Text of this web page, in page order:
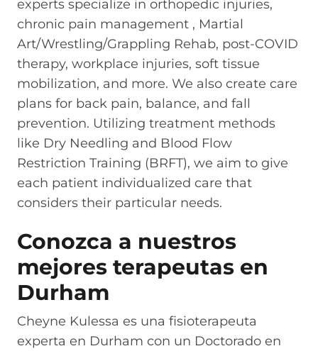
experts specialize in orthopedic injuries,
chronic pain management , Martial
Art/Wrestling/Grappling Rehab, post-COVID
therapy, workplace injuries, soft tissue
mobilization, and more. We also create care
plans for back pain, balance, and fall
prevention. Utilizing treatment methods
like Dry Needling and Blood Flow
Restriction Training (BRFT), we aim to give
each patient individualized care that
considers their particular needs.
Conozca a nuestros
mejores terapeutas en
Durham
Cheyne Kulessa es una fisioterapeuta
experta en Durham con un Doctorado en